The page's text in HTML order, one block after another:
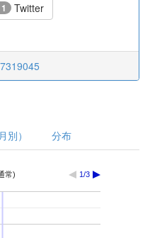
Twitter
別） 分布
常) 1/3